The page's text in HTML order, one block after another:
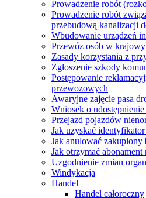
Prowadzenie robót
Prowadzenie robót
przebudową kanalizacji
Wbudowanie urządzeń
Przewóz osób w
Zasady korzystania z
Zgłoszenie szkody
Postępowanie
przewozowych
Awaryjne zajęcie pasa
Wniosek o
Przejazd pojazdów
Jak uzyskać
Jak anulować zakupiony
Jak otrzymać abonament
Uzgodnienie zmian
Windykacja
Handel
Handel całoroczny